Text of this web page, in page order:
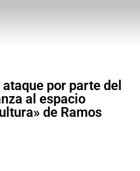
por parte del
al espacio
de Ramos